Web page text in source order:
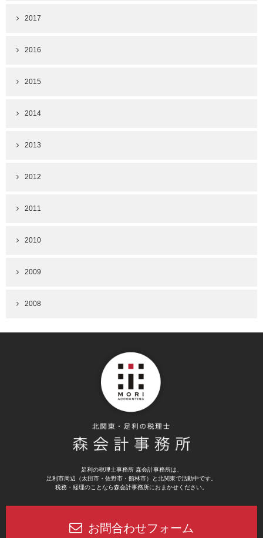
2017
2016
2015
2014
2013
2012
2011
2010
2009
2008
足利の税理士事務所 森会計事務所は、
足利市周辺（太田市・佐野市・館林市）と北関東で活動中です。
税務・経理のことなら森会計事務所におまかせください。
お問合わせフォーム